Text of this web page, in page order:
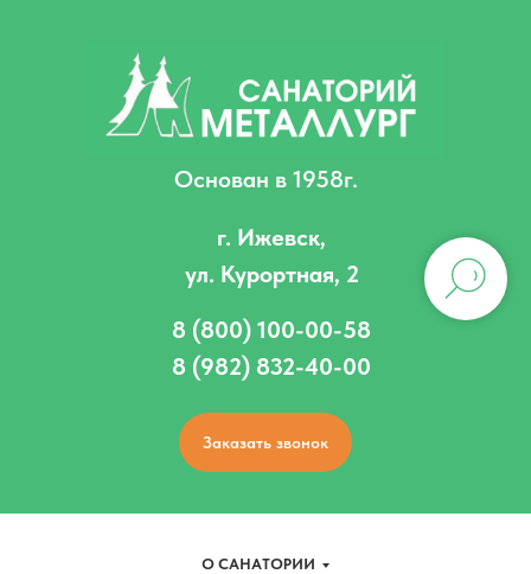
Основан в 1958г.
г. Ижевск,
ул. Курортная, 2
8 (800) 100-00-58
8 (982) 832-40-00
Заказать звонок
О САНАТОРИИ